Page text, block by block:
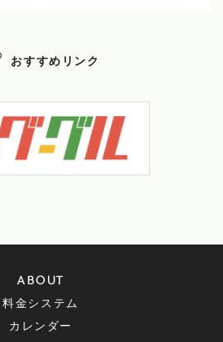
おすすめリンク
ABOUT
料金システム
カレンダー